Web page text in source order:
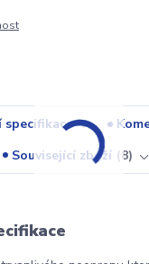
Související zboží 8